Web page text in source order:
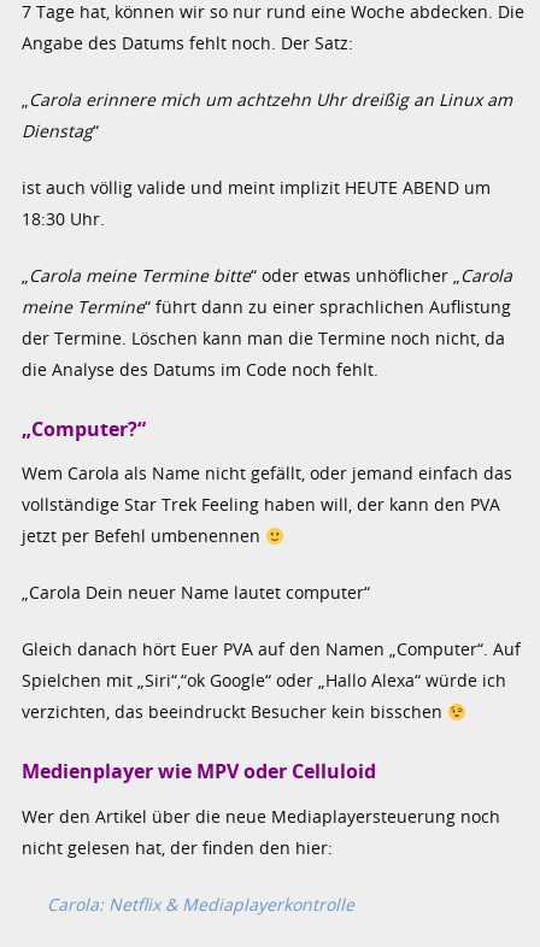
7 Tage hat, können wir so nur rund eine Woche abdecken. Die
Angabe des Datums fehlt noch. Der Satz:
Carola erinnere mich um achtzehn Uhr dreißig an Linux am
Dienstag“
ist auch völlig valide und meint implizit HEUTE ABEND um
18:30 Uhr.
Carola meine Termine bitte“ oder etwas unhöflicher „ Carola
meine Termine“ führt dann zu einer sprachlichen Auflistung
der Termine. Löschen kann man die Termine noch nicht, da
die Analyse des Datums im Code noch fehlt.
„Computer?“
Wem Carola als Name nicht gefällt, oder jemand einfach das
vollständige Star Trek Feeling haben will, der kann den PVA
jetzt per Befehl umbenennen
„Carola Dein neuer Name lautet computer“
Gleich danach hört Euer PVA auf den Namen „Computer“. Auf
Spielchen mit „Siri“,“ok Google“ oder „Hallo Alexa“ würde ich
verzichten, das beeindruckt Besucher kein bisschen
Medienplayer wie MPV oder Celluloid
Wer den Artikel über die neue Mediaplayersteuerung noch
nicht gelesen hat, der finden den hier:
Carola: Netflix & Mediaplayerkontrolle